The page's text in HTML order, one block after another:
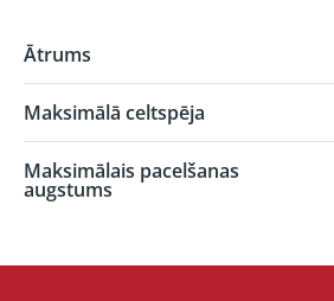
Ātrums
Maksimālā celtspēja
Maksimālais pacelšanas
augstums